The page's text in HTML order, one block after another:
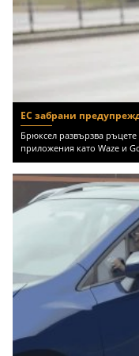
ЕС забрани
Брюксел развързва
приложения като Waze и